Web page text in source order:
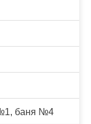
баня №4